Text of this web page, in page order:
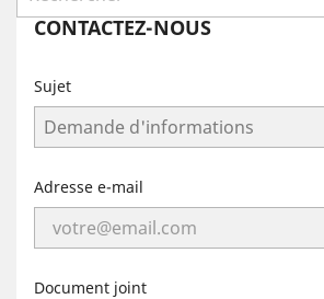
CONTACTEZ-NOUS
Sujet
Adresse e-mail
Document joint